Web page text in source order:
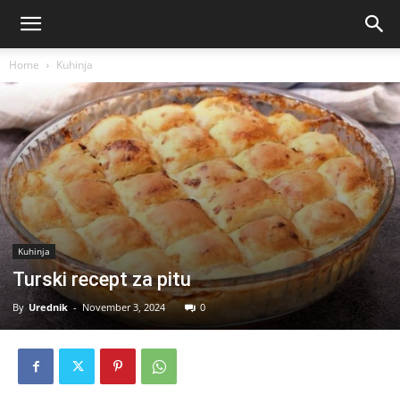
Home Kuhinja
Kuhinja
Turski recept za pitu
By Urednik - November 3, 2024 0